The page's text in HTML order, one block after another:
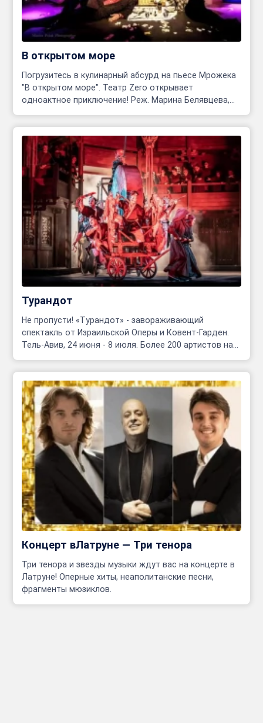
В открытом море
Погрузитесь в кулинарный абсурд на пьесе Мрожека
"В открытом море". Театр Zero открывает
одноактное приключение! Реж. Марина Белявцева,
Турандот
Не пропусти! «Турандот» - завораживающий
спектакль от Израильской Оперы и Ковент-Гарден.
Тель-Авив, 24 июня - 8 июля. Более 200 артистов на
Концерт вЛатруне — Три тенора
Три тенора и звезды музыки ждут вас на концерте в
Латруне! Оперные хиты, неаполитанские песни,
фрагменты мюзиклов.